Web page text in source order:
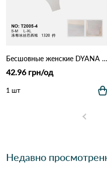
Бесшовные женские DYANA (Invisible)2005-4 11В Различные цвета
42.96 грн/од
1 шт
Недавно